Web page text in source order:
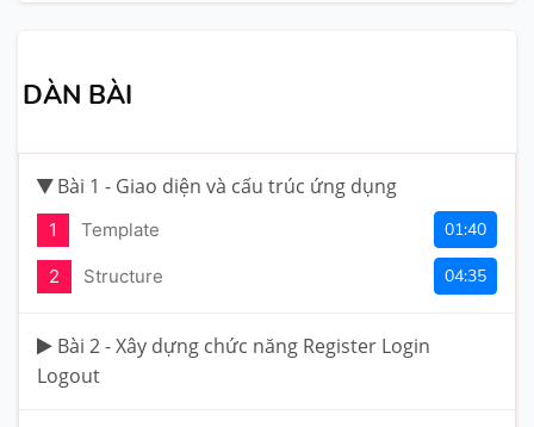
DÀN BÀI
Bài 1 - Giao diện và cấu trúc ứng dụng
1 Template 01:40
2 Structure 04:35
Bài 2 - Xây dựng chức năng Register Login
Logout